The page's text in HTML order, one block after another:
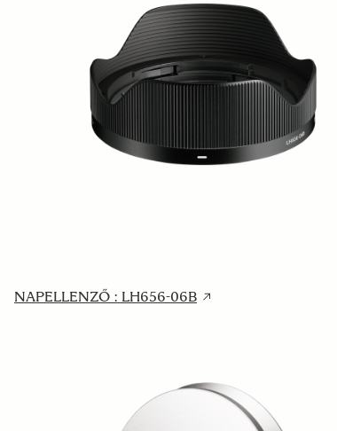
NAPELLENZŐ : LH656-06B